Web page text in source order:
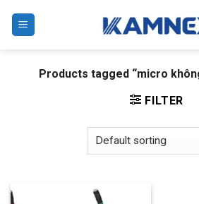
Products tagged “micro
FILTER